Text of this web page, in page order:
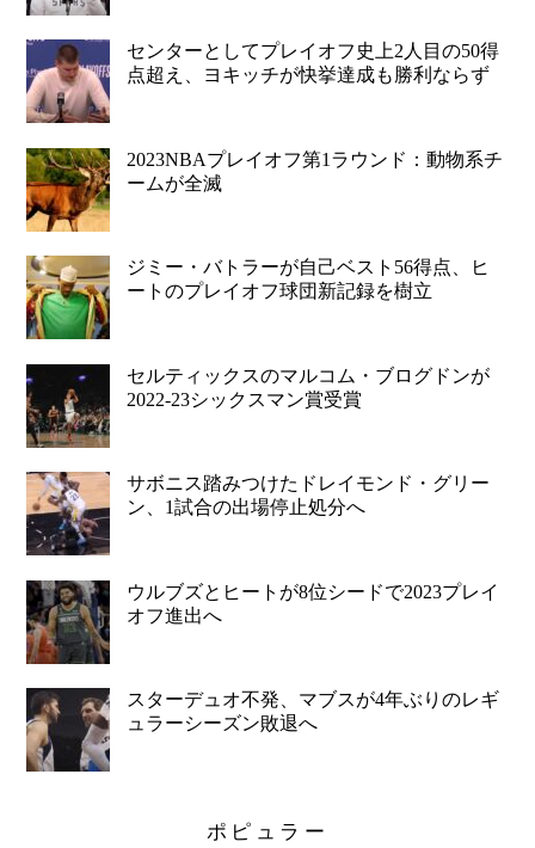
センターとしてプレイオフ史上2人目の50得
点超え、ヨキッチが快挙達成も勝利ならず
2023NBAプレイオフ第1ラウンド：動物系チ
ームが全滅
ジミー・バトラーが自己ベスト56得点、ヒ
ートのプレイオフ球団新記録を樹立
セルティックスのマルコム・ブログドンが
2022-23シックスマン賞受賞
サボニス踏みつけたドレイモンド・グリー
ン、1試合の出場停止処分へ
ウルブズとヒートが8位シードで2023プレイ
オフ進出へ
スターデュオ不発、マブスが4年ぶりのレギ
ュラーシーズン敗退へ
ポピュラー